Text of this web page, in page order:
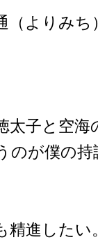
（よりみち
太子と空海
のが僕の持
精進したい